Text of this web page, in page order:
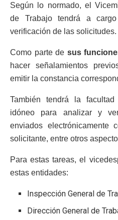
Según lo normado, el
de Trabajo tendrá a
verificación de las solicitudes.
Como parte de sus
hacer señalamientos
emitir la constancia
También tendrá la
idóneo para analizar y
enviados electrónicamente
solicitante, entre otros
Para estas tareas, el
estas entidades:
Inspección General de
Dirección General de